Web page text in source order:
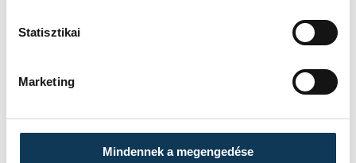
Statisztikai
Marketing
Mindennek a megengedése
gyászhír